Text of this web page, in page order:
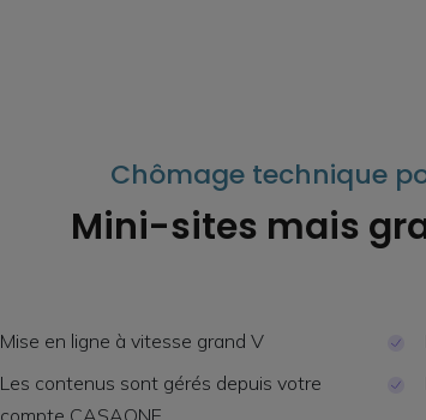
Chômage technique
Mini-sites mais
Mise en ligne à vitesse grand V
Les contenus sont gérés depuis votre